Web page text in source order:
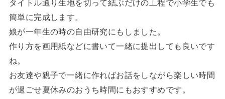
タイトル通り生地を切って結ぶだけの工程で小学生でも
簡単に完成します。
娘が一年生の時の自由研究にもしました。
作り方を画用紙などに書いて一緒に提出しても良いです
ね。
お友達や親子で一緒に作ればお話をしながら楽しい時間
が過ごせ夏休みのおうち時間にもおすすめです。